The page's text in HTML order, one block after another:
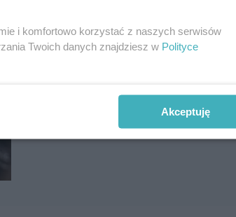
i komfortowo korzystać z naszych serwisów
Twoich danych znajdziesz w Polityce
Akceptuję